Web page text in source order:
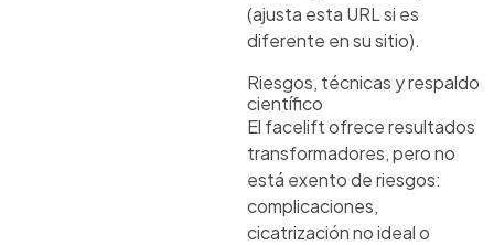
(ajusta esta URL si es
diferente en su sitio).
Riesgos, técnicas y respaldo
científico
El facelift ofrece resultados
transformadores, pero no
está exento de riesgos:
complicaciones,
cicatrización no ideal o